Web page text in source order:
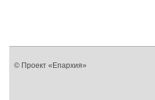
© Проект «Епархия»